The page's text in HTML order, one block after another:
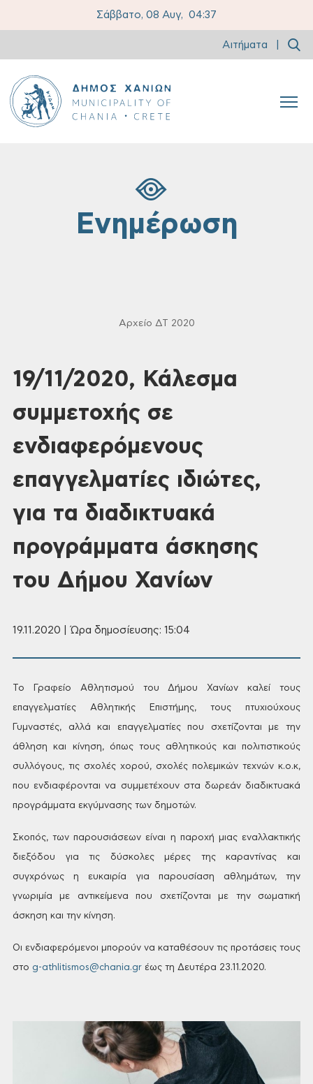
Σάββατο, 08 Αυγ, 04:37
Αιτήματα
Ενημέρωση
Αρχείο ΔΤ 2020
19/11/2020, Κάλεσμα
συμμετοχής σε
ενδιαφερόμενους
επαγγελματίες ιδιώτες,
για τα διαδικτυακά
προγράμματα άσκησης
του Δήμου Χανίων
19.11.2020 | Ώρα δημοσίευσης: 15:04
Το Γραφείο Αθλητισμού του Δήμου Χανίων καλεί τους
επαγγελματίες Αθλητικής Επιστήμης, τους πτυχιούχους
Γυμναστές, αλλά και επαγγελματίες που σχετίζονται με την
άθληση και κίνηση, όπως τους αθλητικούς και πολιτιστικούς
συλλόγους, τις σχολές χορού, σχολές πολεμικών τεχνών κ.ο.κ,
που ενδιαφέρονται να συμμετέχουν στα δωρεάν διαδικτυακά
προγράμματα εκγύμνασης των δημοτών.
Σκοπός, των παρουσιάσεων είναι η παροχή μιαςεναλλακτικής
διεξόδου για τις δύσκολεςμέρες της καραντίνας και
συγχρόνως η ευκαιρία για παρουσίαση αθλημάτων, την
γνωριμία με αντικείμενα που σχετίζονται με την σωματική
άσκηση και την κίνηση.
Οι ενδιαφερόμενοι μπορούν να καταθέσουν τις προτάσεις τους
στο g-athlitismos@chania.gr έως τη Δευτέρα 23.11.2020.